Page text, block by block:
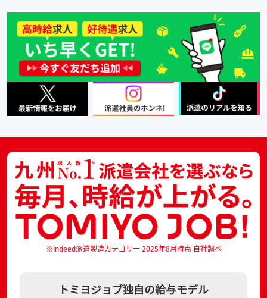
※indeed派遣製造カテゴリー 2025年8月時点 自社調べ
トミヨジョブ独自の給与モデル